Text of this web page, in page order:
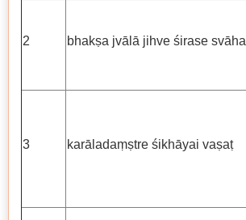
2 bhakṣa jvālā jihve śirase svāha
3 karāladaṃṣtre śikhāyai vaṣaṭ